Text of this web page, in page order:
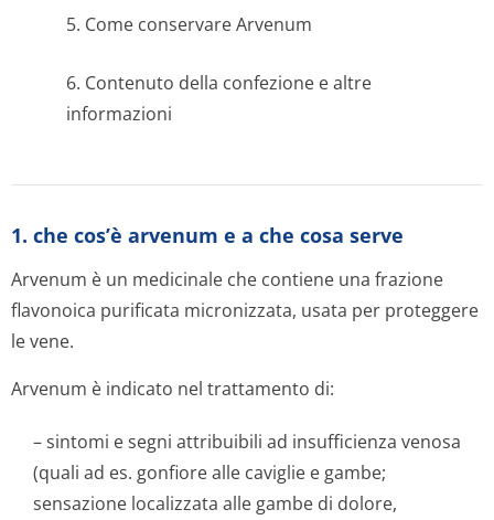
5. Come conservare Arvenum
6. Contenuto della confezione e altre
informazioni
1. che cos’è arvenum e a che cosa serve
Arvenum è un medicinale che contiene una frazione
flavonoica purificata micronizzata, usata per proteggere
le vene.
Arvenum è indicato nel trattamento di:
– sintomi e segni attribuibili ad insufficienza venosa
(quali ad es. gonfiore alle caviglie e gambe;
sensazione localizzata alle gambe di dolore,